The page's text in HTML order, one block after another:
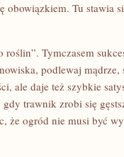
Tu stawia
Tymczasem
podlewaj
ale daje też szybkie
trawnik zrobi się
że ogród nie musi być